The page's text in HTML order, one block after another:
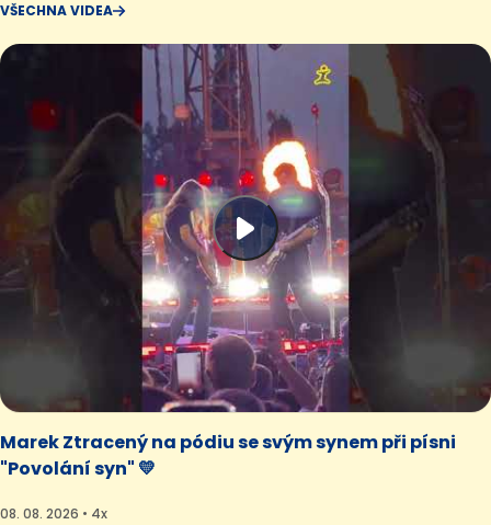
VŠECHNA VIDEA
Marek Ztracený na pódiu se svým synem při písni
"Povolání syn" 💛
08. 08. 2026 • 4x